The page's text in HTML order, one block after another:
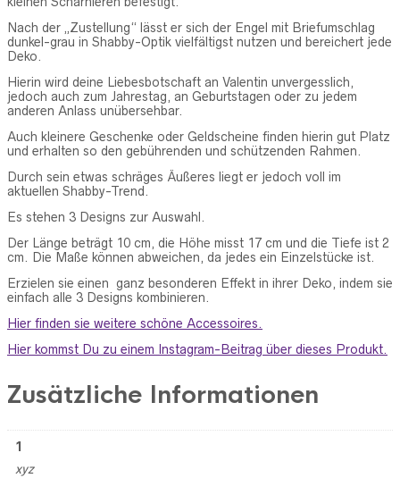
Nach der „Zustellung“ lässt er sich der Engel mit Briefumschlag
dunkel-grau in Shabby-Optik vielfältigst nutzen und bereichert jede
Deko.
Hierin wird deine Liebesbotschaft an Valentin unvergesslich,
jedoch auch zum Jahrestag, an Geburtstagen oder zu jedem
anderen Anlass unübersehbar.
Auch kleinere Geschenke oder Geldscheine finden hierin gut Platz
und erhalten so den gebührenden und schützenden Rahmen.
Durch sein etwas schräges Äußeres liegt er jedoch voll im
aktuellen Shabby-Trend.
Es stehen 3 Designs zur Auswahl.
Der Länge beträgt 10 cm, die Höhe misst 17 cm und die Tiefe ist 2
cm. Die Maße können abweichen, da jedes ein Einzelstücke ist.
Erzielen sie einen ganz besonderen Effekt in ihrer Deko, indem sie
einfach alle 3 Designs kombinieren.
Hier finden sie weitere schöne Accessoires.
Hier kommst Du zu einem Instagram-Beitrag über dieses Produkt.
Zusätzliche Informationen
1
xyz